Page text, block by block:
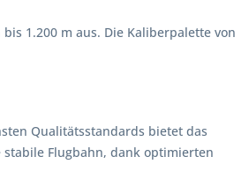
1.200 m aus. Die Kaliberpalette von
Qualitätsstandards bietet das
stabile Flugbahn, dank optimierten